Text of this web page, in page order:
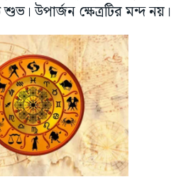
উপার্জন ক্ষেত্রটির মন্দ নয়।